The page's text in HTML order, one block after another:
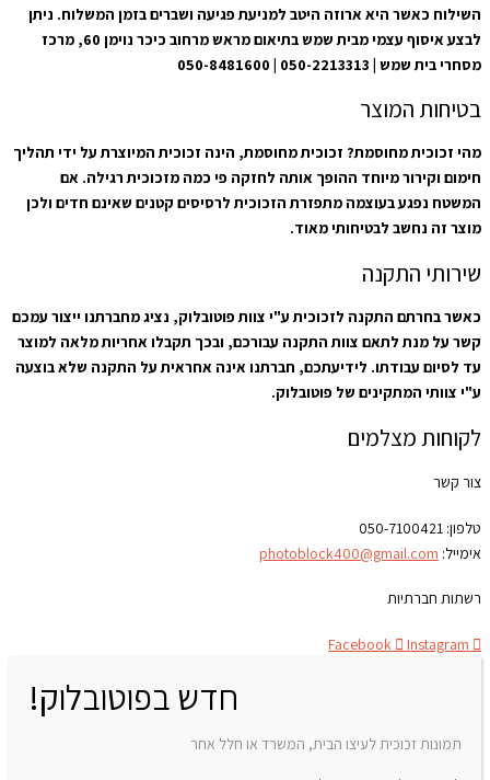
השילוח כאשר היא ארוזה היטב למניעת פגיעה ושברים בזמן המשלוח. ניתן
לבצע איסוף עצמי מבית שמש בתיאום מראש מרחוב כיכר נוימן 60, מרכז
מסחרי בית שמש | 050-2213313 | 050-8481600
בטיחות המוצר
מהי זכוכית מחוסמת? זכוכית מחוסמת, הינה זכוכית המיוצרת על ידי תהליך
חימום וקירור מיוחד ההופך אותה לחזקה פי כמה מזכוכית רגילה. אם
המשטח נפגע בעוצמה מתפזרת הזכוכית לרסיסים קטנים שאינם חדים ולכן
מוצר זה נחשב לבטיחותי מאוד.
שירותי התקנה
כאשר בחרתם התקנה לזכוכית ע"י צוות פוטובלוק, נציג מחברתנו ייצור עמכם
קשר על מנת לתאם צוות התקנה עבורכם, ובכך תקבלו אחריות מלאה למוצר
עד לסיום עבודתו. לידיעתכם, חברתנו אינה אחראית על התקנה שלא בוצעה
ע"י צוותי המתקינים של פוטובלוק.
לקוחות מצלמים
צור קשר
טלפון:
אימייל: photoblock400@gmail.com
רשתות חברתיות
Facebook Instagram
חדש בפוטובלוק!
תמונות זכוכית לעיצו הבית, המשרד או חלל אחר